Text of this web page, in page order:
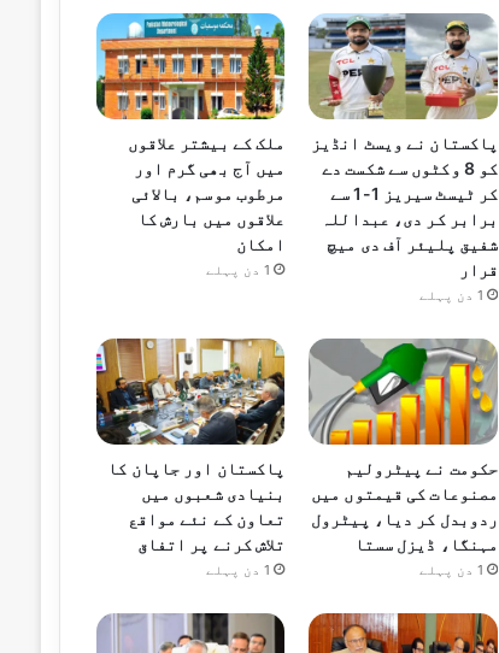
پاکستان نے ویسٹ انڈیز
کو 8 وکٹوں سے شکست دے
کر ٹیسٹ سیریز 1-1 سے
برابر کر دی، عبداللہ
شفیق پلیئر آف دی میچ
قرار
1 دن پہلے
ملک کے بیشتر علاقوں
میں آج بھی گرم اور
مرطوب موسم، بالائی
علاقوں میں بارش کا
امکان
1 دن پہلے
حکومت نے پیٹرولیم
مصنوعات کی قیمتوں میں
ردوبدل کر دیا، پیٹرول
مہنگا، ڈیزل سستا
1 دن پہلے
پاکستان اور جاپان کا
بنیادی شعبوں میں
تعاون کے نئے مواقع
تلاش کرنے پر اتفاق
1 دن پہلے